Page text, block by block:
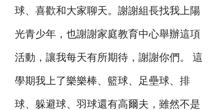
球、喜歡和大家聊天。謝謝組長找我上陽
光青少年，也謝謝家庭教育中心舉辦這項
活動，讓我每天有所期待，謝謝你們。 這
學期我上了樂樂棒、籃球、足壘球、排
球、躲避球、羽球還有高爾夫，雖然不是